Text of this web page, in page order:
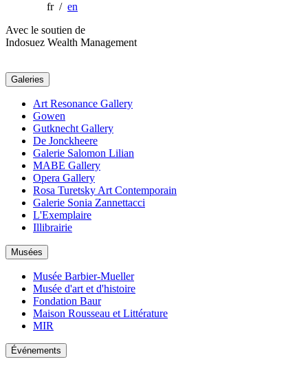
fr / en
Avec le soutien de
Indosuez Wealth Management
Galeries
Art Resonance Gallery
Gowen
Gutknecht Gallery
De Jonckheere
Galerie Salomon Lilian
MABE Gallery
Opera Gallery
Rosa Turetsky Art Contemporain
Galerie Sonia Zannettacci
L'Exemplaire
Illibrairie
Musées
Musée Barbier-Mueller
Musée d'art et d'histoire
Fondation Baur
Maison Rousseau et Littérature
MIR
Événements